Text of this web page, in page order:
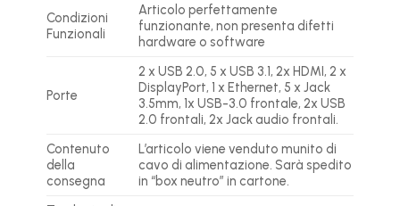
Condizioni
Funzionali
Articolo perfettamente
funzionante, non presenta difetti
hardware o software
Porte
2 x USB 2.0, 5 x USB 3.1, 2x HDMI, 2 x
DisplayPort, 1 x Ethernet, 5 x Jack
3.5mm, 1x USB-3.0 frontale, 2x USB
2.0 frontali, 2x Jack audio frontali.
Contenuto
della
consegna
L’articolo viene venduto munito di
cavo di alimentazione. Sarà spedito
in “box neutro” in cartone.